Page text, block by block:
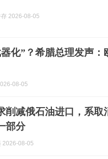
2026-08-05
化”？希腊总理发声：
08-05
削减俄石油进口，系取
部分
2026-08-05